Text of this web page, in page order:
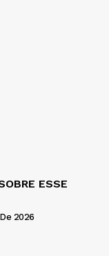
ESSE
2026